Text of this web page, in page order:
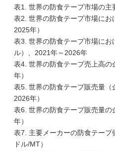
表1. 世界の防食テープ市場の主
表2. 世界の防食テープ市場にお
2025年）
表3. 世界の防食テープ市場にお
ル）、2021年～2026年
表4. 世界の防食テープ売上高
年）
表5. 世界の防食テープ販売量（
2026年）
表6. 世界の防食テープ販売量
年）
表7. 主要メーカーの防食テー
ドル/MT）